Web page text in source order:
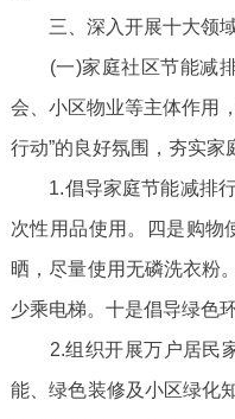
三、深入开展十大领域
(一)家庭社区节能减排
会、小区物业等主体作用
行动”的良好氛围，夯实家
1.倡导家庭节能减排行
次性用品使用。四是购物
晒，尽量使用无磷洗衣粉
少乘电梯。十是倡导绿色
2.组织开展万户居民家
能、绿色装修及小区绿化